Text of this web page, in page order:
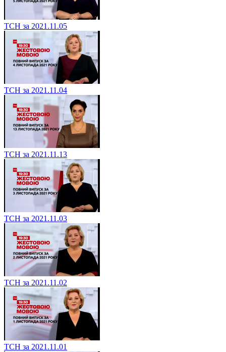
ТСН за 2021.11.05
ТСН за 2021.11.04
ТСН за 2021.11.13
ТСН за 2021.11.03
ТСН за 2021.11.02
ТСН за 2021.11.01